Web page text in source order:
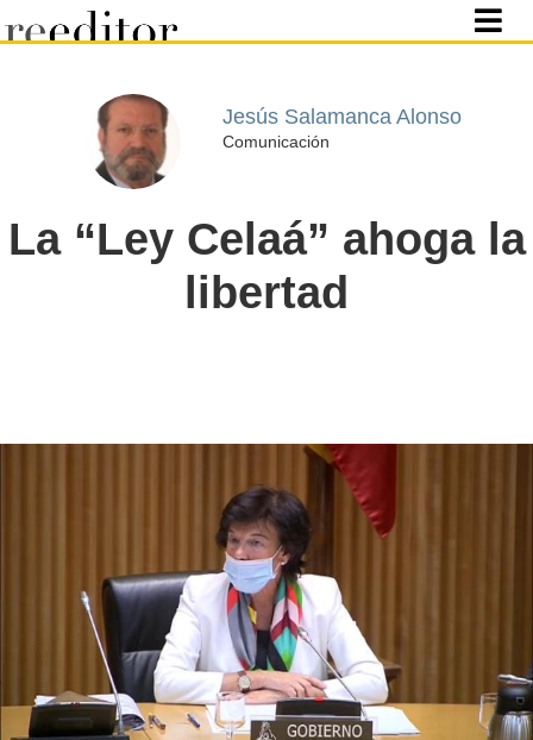
Jesús Salamanca Alonso
Comunicación
La “Ley Celaá” ahoga la
libertad